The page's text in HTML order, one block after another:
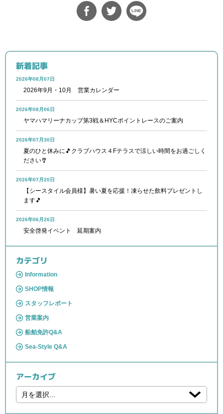
新着記事
2026年08月07日
2026年9月・10月 営業カレンダー
2026年08月06日
ヤマハマリーナカップ第3戦＆HYCポイントレースのご案内
2026年07月30日
夏のひと休みに🎵クラブハウス４Fテラスで涼しい時間をお過ごしく
ださい🎐
2026年07月20日
【シースタイル会員様】暑い夏を応援！凍らせた飲料プレゼントし
ます🎵
2026年06月26日
安全啓発イベント 延期案内
カテゴリ
Information
SHOP情報
スタッフレポート
営業案内
船舶免許Q&A
Sea-Style Q&A
アーカイブ